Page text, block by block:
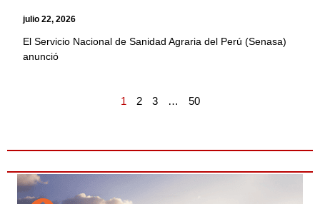
julio 22, 2026
El Servicio Nacional de Sanidad Agraria del Perú (Senasa)
anunció
1 2 3 … 50